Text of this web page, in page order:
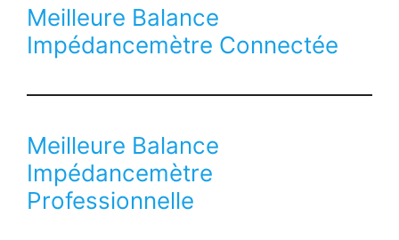
Meilleure Balance
Impédancemètre Connectée
Meilleure Balance
Impédancemètre
Professionnelle